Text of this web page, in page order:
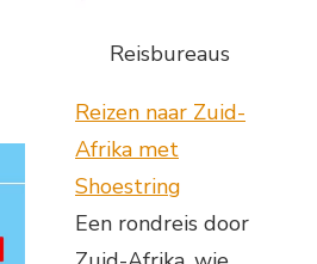
Reisbureaus
Reizen naar Zuid-
Afrika met
Shoestring
Een rondreis door